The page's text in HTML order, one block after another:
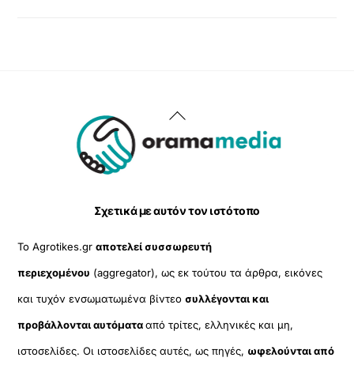
Back
To
Σχετικά με αυτόν τον ιστότοπο
Το Agrotikes.grαποτελεί συσσωρευτή
περιεχομένου (aggregator), ως εκ τούτου τα άρθρα, εικόνες
και τυχόν ενσωματωμένα βίντεοσυλλέγονται και
προβάλλονται αυτόματααπό τρίτες, ελληνικές και μη,
ιστοσελίδες. Οι ιστοσελίδες αυτές, ως πηγές, ωφελούνται από